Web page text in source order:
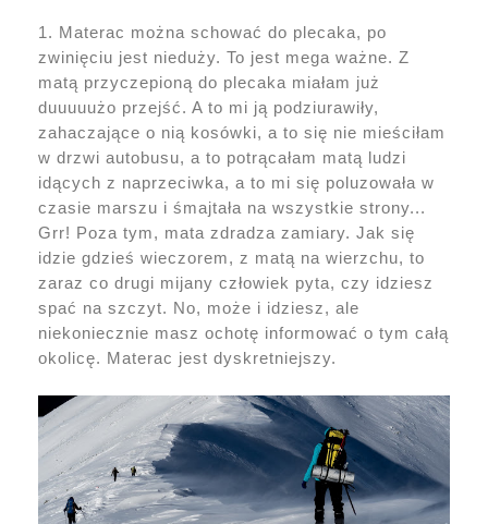
1. Materac można schować do plecaka, po
zwinięciu jest nieduży. To jest mega ważne. Z
matą przyczepioną do plecaka miałam już
duuuuużo przejść. A to mi ją podziurawiły,
zahaczające o nią kosówki, a to się nie mieściłam
w drzwi autobusu, a to potrącałam matą ludzi
idących z naprzeciwka, a to mi się poluzowała w
czasie marszu i śmajtała na wszystkie strony...
Grr! Poza tym, mata zdradza zamiary. Jak się
idzie gdzieś wieczorem, z matą na wierzchu, to
zaraz co drugi mijany człowiek pyta, czy idziesz
spać na szczyt. No, może i idziesz, ale
niekoniecznie masz ochotę informować o tym całą
okolicę. Materac jest dyskretniejszy.